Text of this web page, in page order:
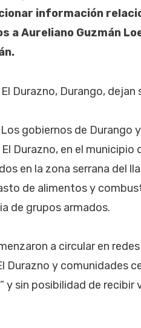
información
Aureliano Guzmán
Los gobiernos de Durango
Durazno, en el municipio
en la zona serrana del
de alimentos y
de grupos armados.
a circular en
Durazno y comunidades
y sin posibilidad de